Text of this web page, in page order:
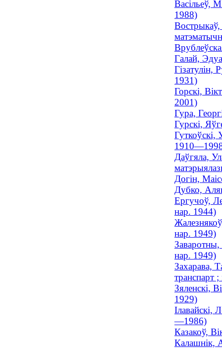
Васільеў,
1988)
Вострыкаў,
Галай,
Гізатулін,
1931)
Горскі,
2001)
Гура,
Гурскі,
Гуткоўскі,
Даўгяла,
Догін,
Дубко,
Ергучоў,
нар. 1944)
нар. 1949)
Заваротны,
нар. 1949)
Захарава,
транспарт
Зяленскі,
1929)
Ілавайскі,
—1986)
Казакоў,
Калашнік,